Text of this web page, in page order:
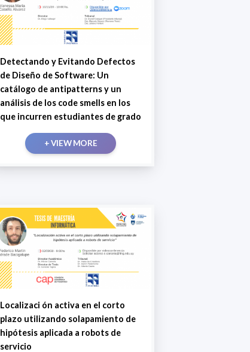
Detectando y Evitando Defectos
de Diseño de Software: Un
catálogo de antipatterns y un
análisis de los code smells en los
que incurren estudiantes de grado
+ VIEW MORE
Localizaci ón activa en el corto
plazo utilizando solapamiento de
hipótesis aplicada a robots de
servicio